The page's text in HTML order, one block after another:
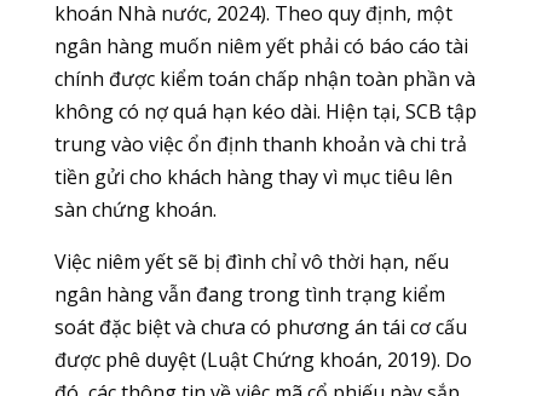
khoán Nhà nước, 2024). Theo quy định, một
ngân hàng muốn niêm yết phải có báo cáo tài
chính được kiểm toán chấp nhận toàn phần và
không có nợ quá hạn kéo dài. Hiện tại, SCB tập
trung vào việc ổn định thanh khoản và chi trả
tiền gửi cho khách hàng thay vì mục tiêu lên
sàn chứng khoán.
Việc niêm yết sẽ bị đình chỉ vô thời hạn, nếu
ngân hàng vẫn đang trong tình trạng kiểm
soát đặc biệt và chưa có phương án tái cơ cấu
được phê duyệt (Luật Chứng khoán, 2019). Do